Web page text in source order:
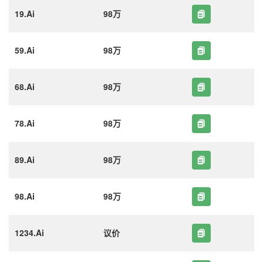
19.Ai 98万
59.Ai 98万
68.Ai 98万
78.Ai 98万
89.Ai 98万
98.Ai 98万
1234.Ai 议价